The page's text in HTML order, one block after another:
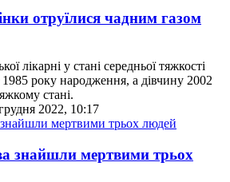
отруїлися чадним газом
лікарні у стані середньої тяжкості
1985 року народження, а дівчину 2002
стані.
2022, 10:17
знайшли мертвими трьох